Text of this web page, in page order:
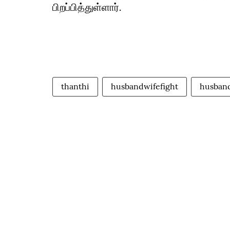
பிறப்பித்துள்ளார்.
thanthi husbandwifefight